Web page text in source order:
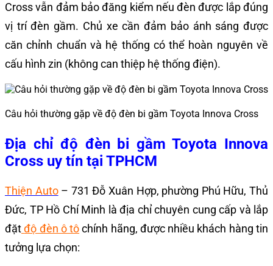
Cross vẫn đảm bảo đăng kiểm nếu đèn được lắp đúng
vị trí đèn gầm. Chủ xe cần đảm bảo ánh sáng được
căn chỉnh chuẩn và hệ thống có thể hoàn nguyên về
cấu hình zin (không can thiệp hệ thống điện).
Câu hỏi thường gặp về độ đèn bi gầm Toyota Innova Cross
Địa chỉ độ đèn bi gầm Toyota Innova
Cross uy tín tại TPHCM
Thiện Auto– 731 Đỗ Xuân Hợp, phường Phú Hữu, Thủ
Đức, TP Hồ Chí Minh là địa chỉ chuyên cung cấp và lắp
đặt độ đèn ô tôchính hãng, được nhiều khách hàng tin
tưởng lựa chọn: